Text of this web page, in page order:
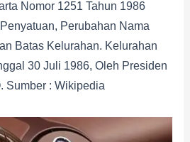
Nomor 1251 Tahun 1986
Perubahan Nama
Batas Kelurahan. Kelurahan
30 Juli 1986, Oleh Presiden
Sumber : Wikipedia